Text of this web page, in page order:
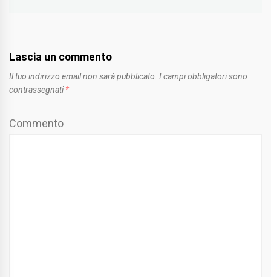
Lascia un commento
Il tuo indirizzo email non sarà pubblicato. I campi obbligatori sono
contrassegnati *
Commento